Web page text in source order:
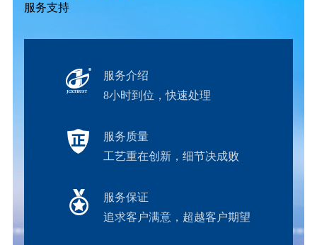
服务支持
服务介绍
8小时到位，快速处理
服务质量
工艺重在创新，细节决成败
服务保证
追求客户满意，超越客户期望